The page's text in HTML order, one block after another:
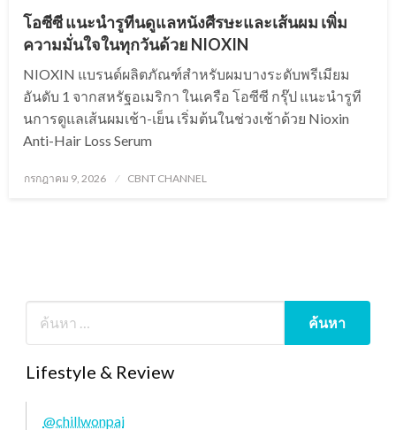
โอซีซี แนะนำรูทีนดูแลหนังศีรษะและเส้นผม เพิ่ม
ความมั่นใจในทุกวันด้วย NIOXIN
NIOXIN แบรนด์ผลิตภัณฑ์สำหรับผมบางระดับพรีเมียม
อันดับ 1 จากสหรัฐอเมริกา ในเครือ โอซีซี กรุ๊ป แนะนำรูที
นการดูแลเส้นผมเช้า-เย็น เริ่มต้นในช่วงเช้าด้วย Nioxin
Anti-Hair Loss Serum
Posted
กรกฎาคม 9, 2026 CBNT CHANNEL
Lifestyle & Review
@chillwonpai